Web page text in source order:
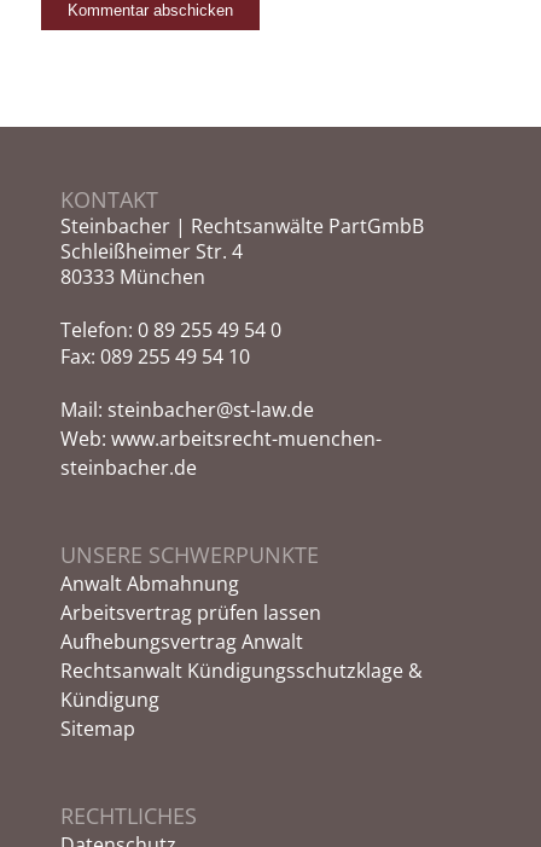
KONTAKT
Steinbacher | Rechtsanwälte PartGmbB
Schleißheimer Str. 4
80333 München
Telefon: 0 89 255 49 54 0
Fax: 089 255 49 54 10
Mail: steinbacher@st-law.de
Web: www.arbeitsrecht-muenchen-
steinbacher.de
UNSERE SCHWERPUNKTE
Anwalt Abmahnung
Arbeitsvertrag prüfen lassen
Aufhebungsvertrag Anwalt
Rechtsanwalt Kündigungsschutzklage &
Kündigung
Sitemap
RECHTLICHES